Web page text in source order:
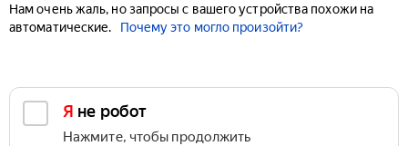
Нам очень жаль, но запросы с вашего устройства похожи на
автоматические.
Почему это могло произойти?
Я не робот
Нажмите, чтобы продолжить